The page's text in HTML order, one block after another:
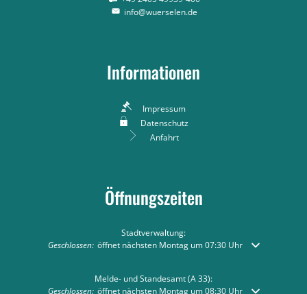
info@wuerselen.de
Informationen
Impressum
Datenschutz
Anfahrt
Öffnungszeiten
Stadtverwaltung:
Klicken, um weitere Öffnungs- oder Schließzeiten auszublenden
Geschlossen: öffnet nächsten Montag um 07:30 Uhr
Melde- und Standesamt (A 33):
Klicken, um weitere Öffnungs- oder Schließzeiten auszublenden
Geschlossen: öffnet nächsten Montag um 08:30 Uhr